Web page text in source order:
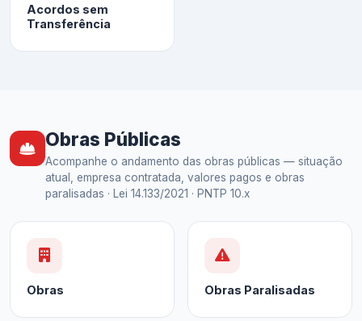
Acordos sem
Transferência
Obras Públicas
Acompanhe o andamento das obras públicas — situação
atual, empresa contratada, valores pagos e obras
paralisadas · Lei 14.133/2021 · PNTP 10.x
Obras Obras Paralisadas